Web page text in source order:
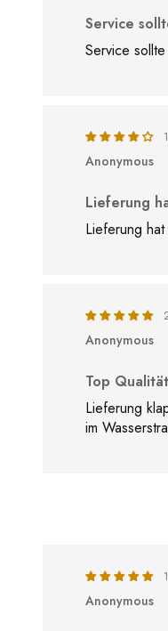
Service
Service
Anonymous
Lieferung
Lieferung
Anonymous
Top Qualität
Lieferung
im
Anonymous